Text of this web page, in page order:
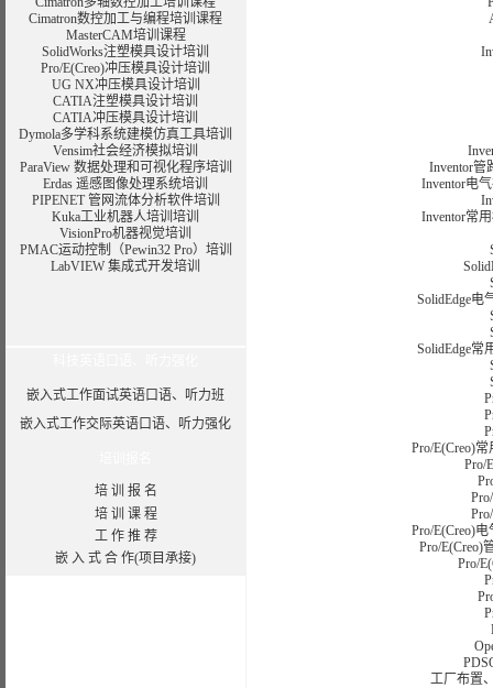
Cimatron数控加工与编程培训课程
MasterCAM培训课程
SolidWorks注塑模具设计培训
Pro/E(Creo)冲压模具设计培训
UG NX冲压模具设计培训
CATIA注塑模具设计培训
CATIA冲压模具设计培训
Dymola多学科系统建模仿真工具培训
Vensim社会经济模拟培训
ParaView 数据处理和可视化程序培训
Erdas 遥感图像处理系统培训
PIPENET 管网流体分析软件培训
Kuka工业机器人培训培训
VisionPro机器视觉培训
PMAC运动控制（Pewin32 Pro）培训
LabVIEW 集成式开发培训
嵌入式工作面试英语口语、听力班
嵌入式工作交际英语口语、听力强化
培 训 报 名
培 训 课 程
工 作 推 荐
嵌 入 式 合 作(项目承接)
Inventor管
Inventor电
Inventor常
SolidEdge电
SolidEdge常
Pro/E(Creo)
Pro/
Pro/E(Creo)
Pro/E(Creo)
Pro/
工厂布置